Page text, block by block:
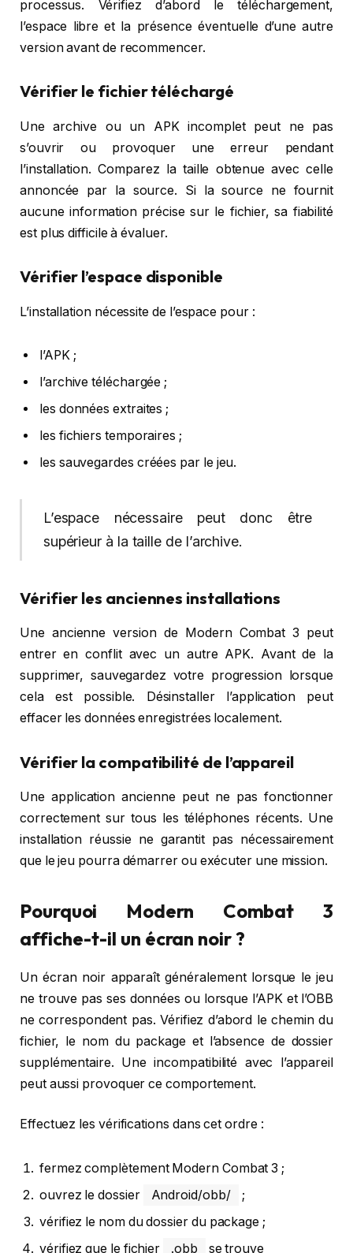
processus. Vérifiez d’abord le téléchargement,
l’espace libre et la présence éventuelle d’une autre
version avant de recommencer.
Vérifier le fichier téléchargé
Une archive ou un APK incomplet peut ne pas
s’ouvrir ou provoquer une erreur pendant
l’installation. Comparez la taille obtenue avec celle
annoncée par la source. Si la source ne fournit
aucune information précise sur le fichier, sa fiabilité
est plus difficile à évaluer.
Vérifier l’espace disponible
L’installation nécessite de l’espace pour :
l’APK ;
l’archive téléchargée ;
les données extraites ;
les fichiers temporaires ;
les sauvegardes créées par le jeu.
L’espace nécessaire peut donc être
supérieur à la taille de l’archive.
Vérifier les anciennes installations
Une ancienne version de Modern Combat 3 peut
entrer en conflit avec un autre APK. Avant de la
supprimer, sauvegardez votre progression lorsque
cela est possible. Désinstaller l’application peut
effacer les données enregistrées localement.
Vérifier la compatibilité de l’appareil
Une application ancienne peut ne pas fonctionner
correctement sur tous les téléphones récents. Une
installation réussie ne garantit pas nécessairement
que le jeu pourra démarrer ou exécuter une mission.
Pourquoi Modern Combat 3
affiche-t-il un écran noir ?
Un écran noir apparaît généralement lorsque le jeu
ne trouve pas ses données ou lorsque l’APK et l’OBB
ne correspondent pas. Vérifiez d’abord le chemin du
fichier, le nom du package et l’absence de dossier
supplémentaire. Une incompatibilité avec l’appareil
peut aussi provoquer ce comportement.
Effectuez les vérifications dans cet ordre :
fermez complètement Modern Combat 3 ;
ouvrez le dossier
Android/obb/
;
vérifiez le nom du dossier du package ;
vérifiez que le fichier
.obb se trouve